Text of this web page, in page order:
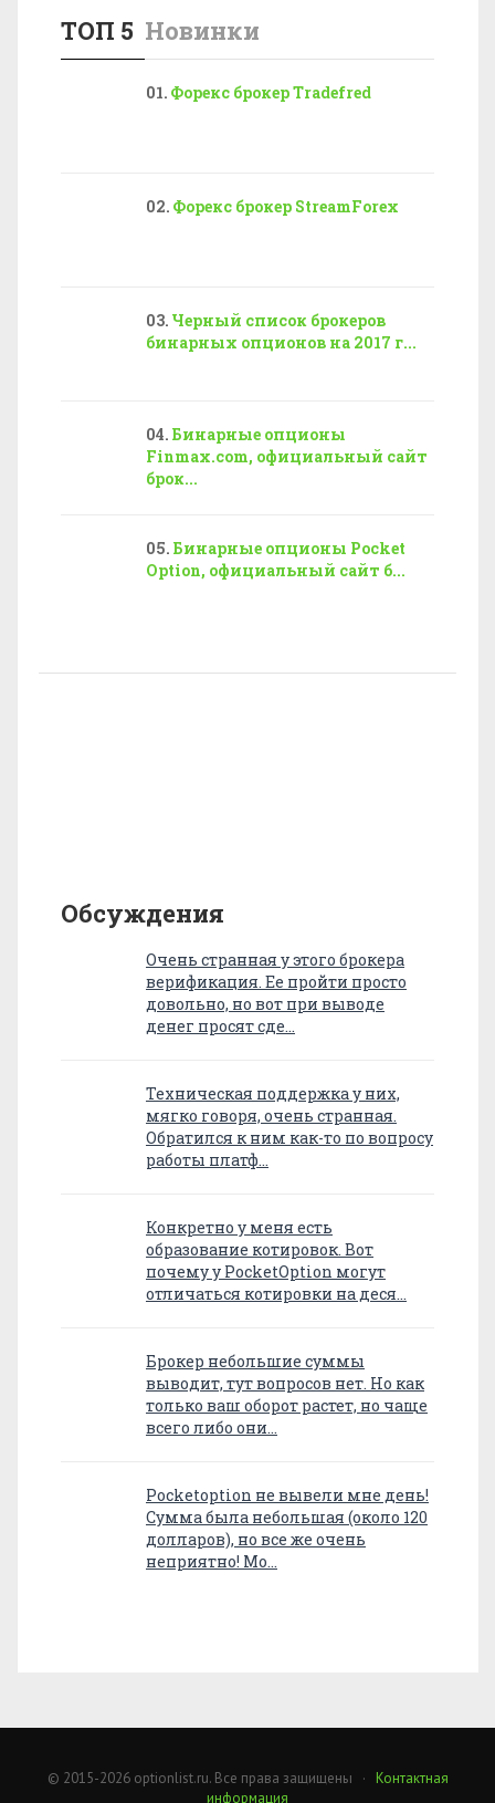
ТОП 5 Новинки
Форекс брокер Tradefred
Форекс брокер StreamForex
Черный список брокеров
бинарных опционов на 2017 г...
Бинарные опционы
Finmax.com, официальный сайт
брок...
Бинарные опционы Pocket
Option, официальный сайт б...
Обсуждения
Очень странная у этого брокера
верификация. Ее пройти просто
довольно, но вот при выводе
денег просят сде…
Техническая поддержка у них,
мягко говоря, очень странная.
Обратился к ним как-то по вопросу
работы платф…
Конкретно у меня есть
образование котировок. Вот
почему у PocketOption могут
отличаться котировки на деся…
Брокер небольшие суммы
выводит, тут вопросов нет. Но как
только ваш оборот растет, но чаще
всего либо они…
Pocketoption не вывели мне день!
Сумма была небольшая (около 120
долларов), но все же очень
неприятно! Мо…
© 2015-2026 optionlist.ru. Все права защищены · Контактная
информация